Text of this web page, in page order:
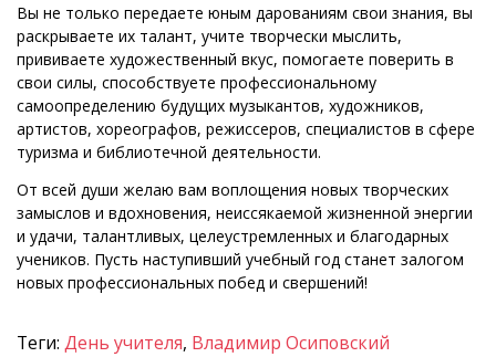
Вы не только передаете юным дарованиям свои знания, вы
раскрываете их талант, учите творчески мыслить,
прививаете художественный вкус, помогаете поверить в
свои силы, способствуете профессиональному
самоопределению будущих музыкантов, художников,
артистов, хореографов, режиссеров, специалистов в сфере
туризма и библиотечной деятельности.
От всей души желаю вам воплощения новых творческих
замыслов и вдохновения, неиссякаемой жизненной энергии
и удачи, талантливых, целеустремленных и благодарных
учеников. Пусть наступивший учебный год станет залогом
новых профессиональных побед и свершений!
Теги: День учителя, Владимир Осиповский